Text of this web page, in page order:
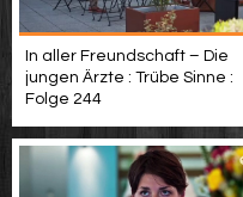
In aller Freundschaft – Die
jungen Ärzte : Trübe Sinne :
Folge 244